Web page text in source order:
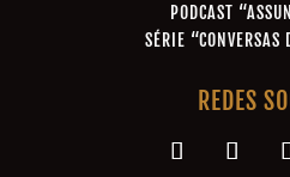
PODCAST
SÉRIE “CONVERSAS
REDES